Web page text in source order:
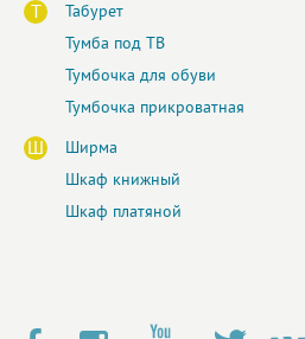
Т
Табурет
Тумба под ТВ
Тумбочка для обуви
Тумбочка прикроватная
Ш
Ширма
Шкаф книжный
Шкаф платяной